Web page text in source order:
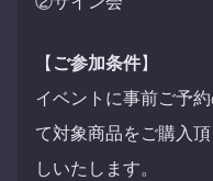
【ご参加条件】
イベントに事前ご予
て対象商品をご購入
しいたします。